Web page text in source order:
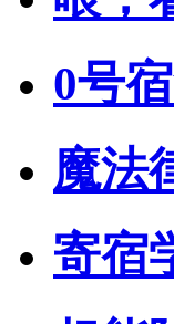
0号
魔法
寄宿